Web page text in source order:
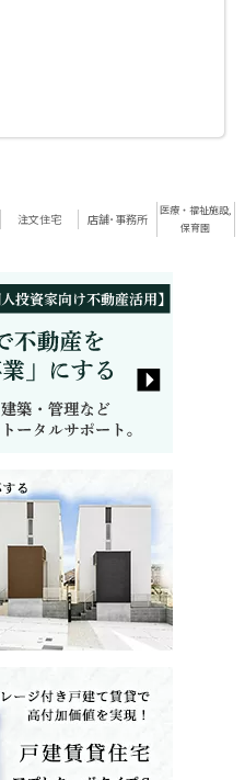
注文住宅 店舗･事務所
医療・福祉施設,
保育園